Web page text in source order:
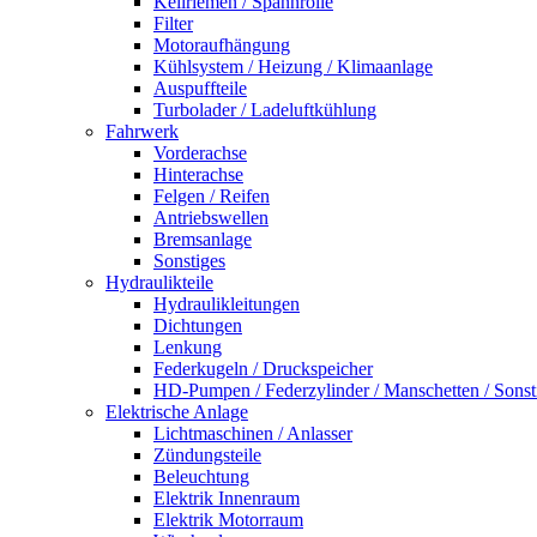
Filter
Motoraufhängung
Kühlsystem / Heizung / Klimaanlage
Auspuffteile
Turbolader / Ladeluftkühlung
Fahrwerk
Vorderachse
Hinterachse
Felgen / Reifen
Antriebswellen
Bremsanlage
Sonstiges
Hydraulikteile
Hydraulikleitungen
Dichtungen
Lenkung
Federkugeln / Druckspeicher
HD-Pumpen / Federzylinder / Manschetten /
Elektrische Anlage
Lichtmaschinen / Anlasser
Zündungsteile
Beleuchtung
Elektrik Innenraum
Elektrik Motorraum